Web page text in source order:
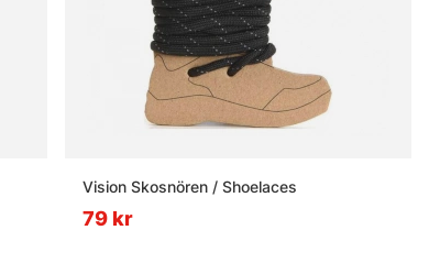
Vision Skosnören / Shoelaces
79 kr